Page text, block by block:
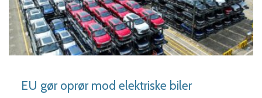
LÆS MERE
EU gør oprør mod elektriske biler